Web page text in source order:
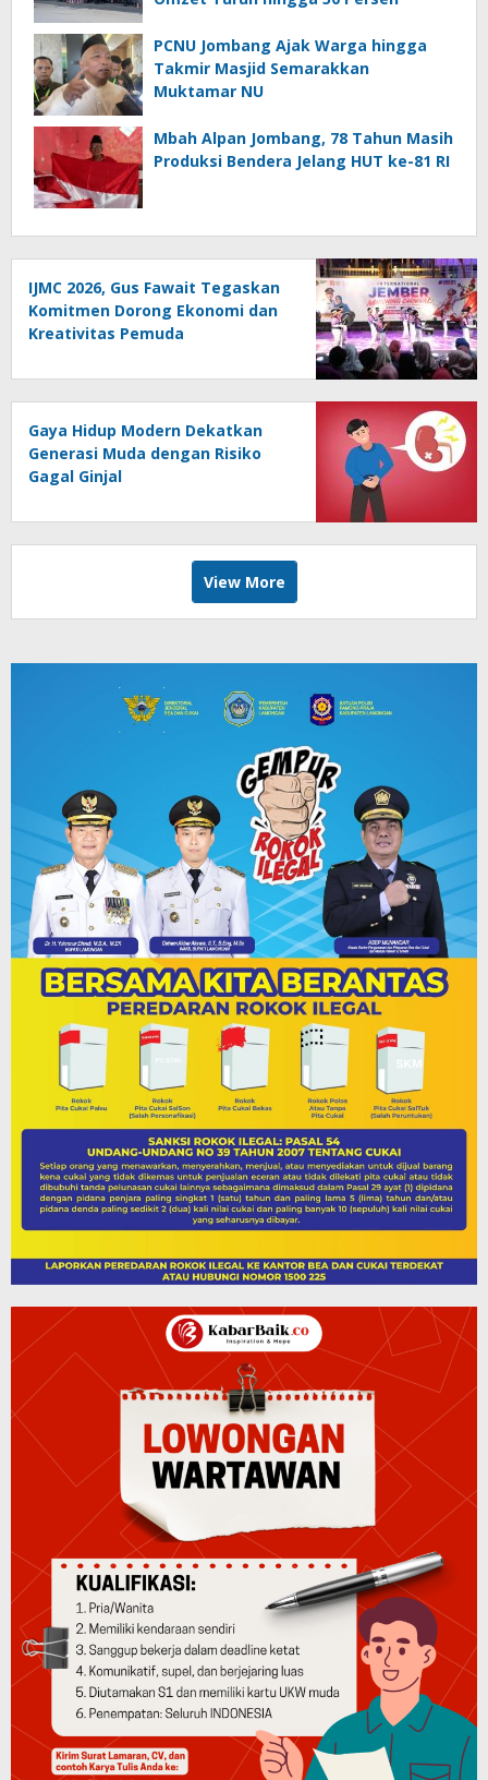
PCNU Jombang Ajak Warga hingga
Takmir Masjid Semarakkan
Muktamar NU
Mbah Alpan Jombang, 78 Tahun Masih
Produksi Bendera Jelang HUT ke-81 RI
IJMC 2026, Gus Fawait Tegaskan
Komitmen Dorong Ekonomi dan
Kreativitas Pemuda
Gaya Hidup Modern Dekatkan
Generasi Muda dengan Risiko
Gagal Ginjal
View More